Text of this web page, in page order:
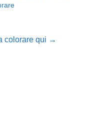
colorare qui →